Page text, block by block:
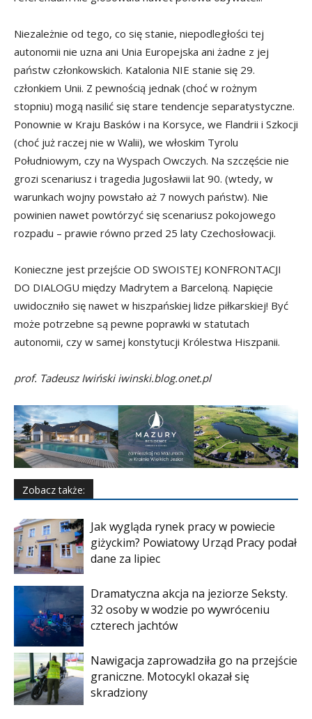
Niezależnie od tego, co się stanie, niepodległości tej
autonomii nie uzna ani Unia Europejska ani żadne z jej
państw członkowskich. Katalonia NIE stanie się 29.
członkiem Unii. Z pewnością jednak (choć w rożnym
stopniu) mogą nasilić się stare tendencje separatystyczne.
Ponownie w Kraju Basków i na Korsyce, we Flandrii i Szkocji
(choć już raczej nie w Walii), we włoskim Tyrolu
Południowym, czy na Wyspach Owczych. Na szczęście nie
grozi scenariusz i tragedia Jugosławii lat 90. (wtedy, w
warunkach wojny powstało aż 7 nowych państw). Nie
powinien nawet powtórzyć się scenariusz pokojowego
rozpadu – prawie równo przed 25 laty Czechosłowacji.
Konieczne jest przejście OD SWOISTEJ KONFRONTACJI
DO DIALOGU między Madrytem a Barceloną. Napięcie
uwidoczniło się nawet w hiszpańskiej lidze piłkarskiej! Być
może potrzebne są pewne poprawki w statutach
autonomii, czy w samej konstytucji Królestwa Hiszpanii.
prof. Tadeusz Iwiński iwinski.blog.onet.pl
Zobacz także:
Jak wygląda rynek pracy w powiecie
giżyckim? Powiatowy Urząd Pracy podał
dane za lipiec
Dramatyczna akcja na jeziorze Seksty.
32 osoby w wodzie po wywróceniu
czterech jachtów
Nawigacja zaprowadziła go na przejście
graniczne. Motocykl okazał się
skradziony